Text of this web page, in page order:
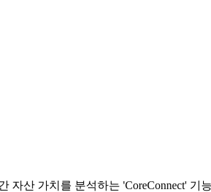
산 가치를 분석하는 'CoreConnect' 기